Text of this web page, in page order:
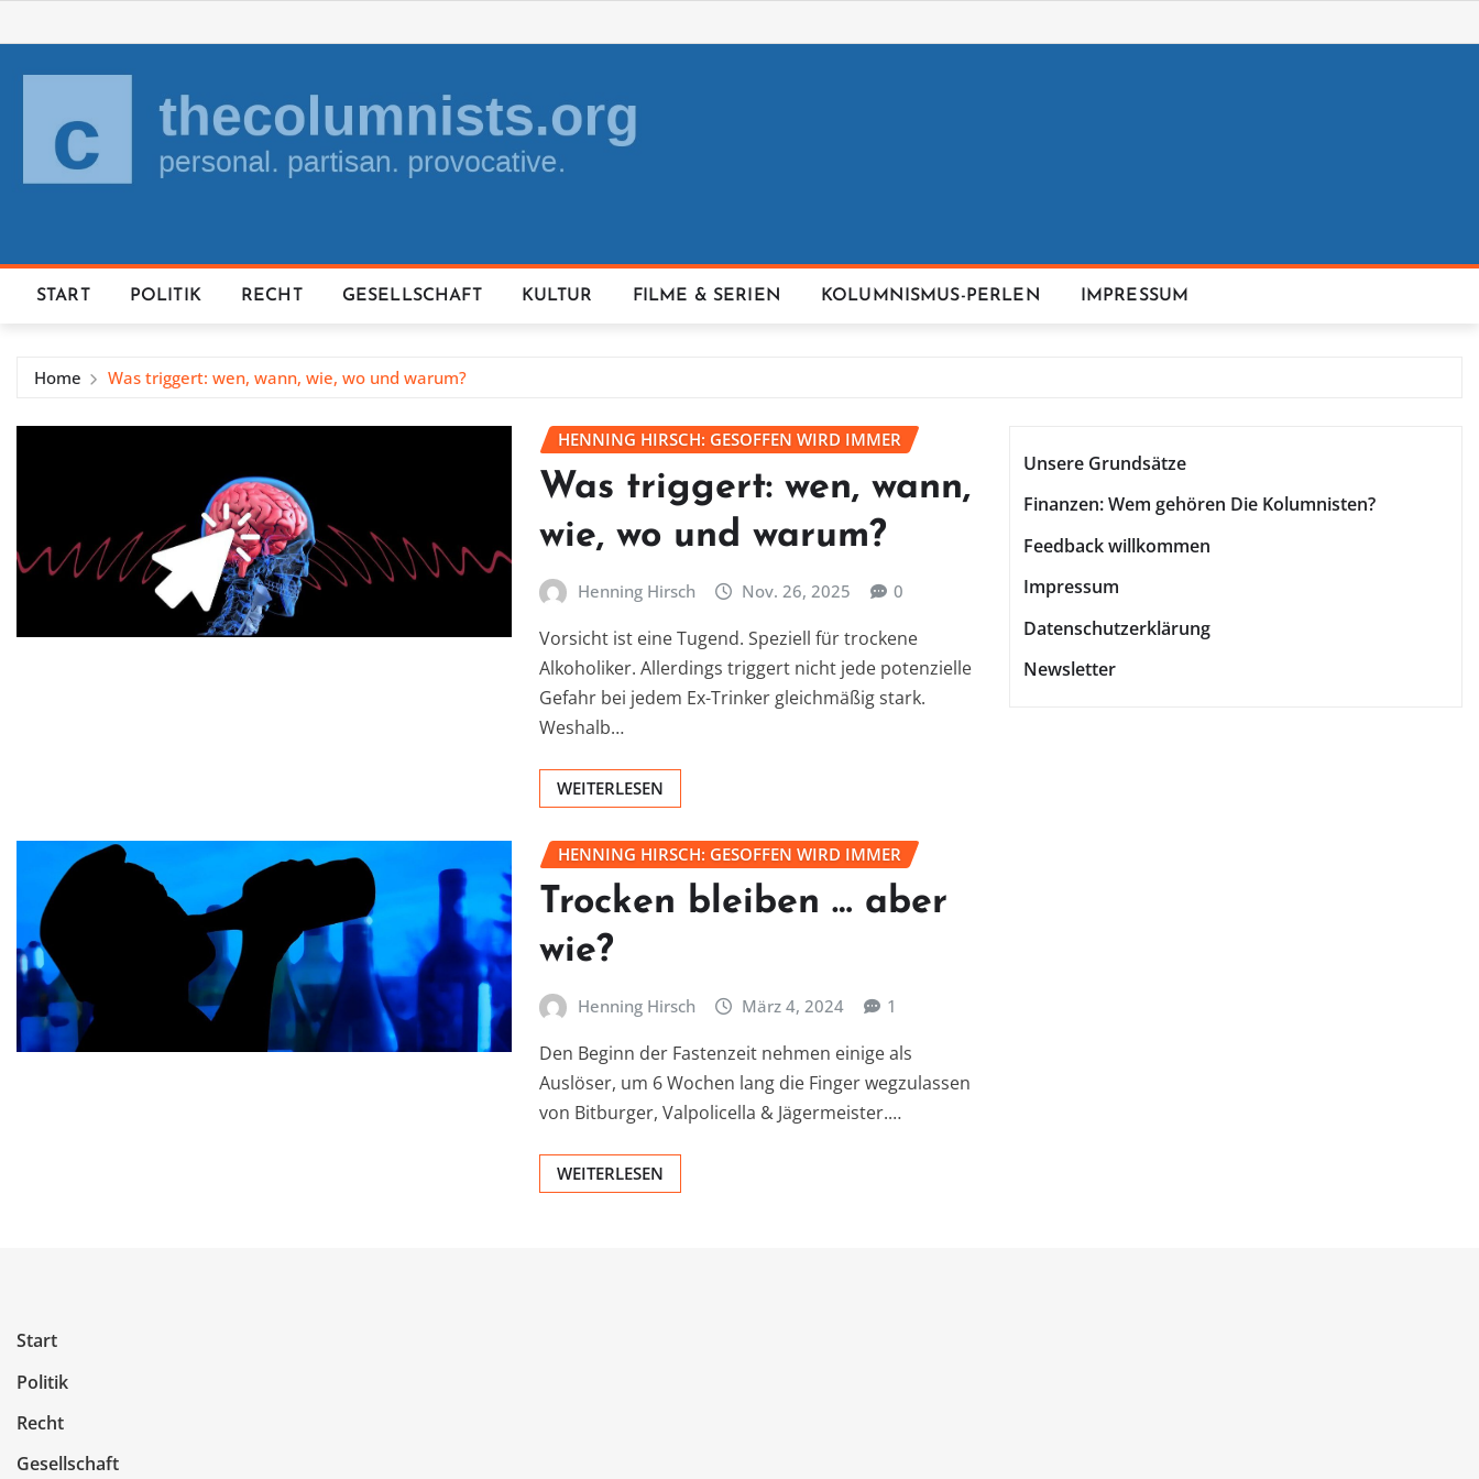
to
content
START POLITIK RECHT GESELLSCHAFT KULTUR FILME & SERIEN KOLUMNISMUS-PERLEN IMPRESSUM
Home Was triggert: wen, wann, wie, wo und warum?
HENNING HIRSCH: GESOFFEN WIRD IMMER
Was triggert: wen, wann,
wie, wo und warum?
Henning Hirsch Nov. 26, 2025 0
Vorsicht ist eine Tugend. Speziell für trockene
Alkoholiker. Allerdings triggert nicht jede potenzielle
Gefahr bei jedem Ex-Trinker gleichmäßig stark.
Weshalb…
WEITERLESEN
HENNING HIRSCH: GESOFFEN WIRD IMMER
Trocken bleiben … aber
wie?
Henning Hirsch März 4, 2024 1
Den Beginn der Fastenzeit nehmen einige als
Auslöser, um 6 Wochen lang die Finger wegzulassen
von Bitburger, Valpolicella & Jägermeister.…
WEITERLESEN
Unsere Grundsätze
Finanzen: Wem gehören Die Kolumnisten?
Feedback willkommen
Impressum
Datenschutzerklärung
Newsletter
Start
Politik
Recht
Gesellschaft